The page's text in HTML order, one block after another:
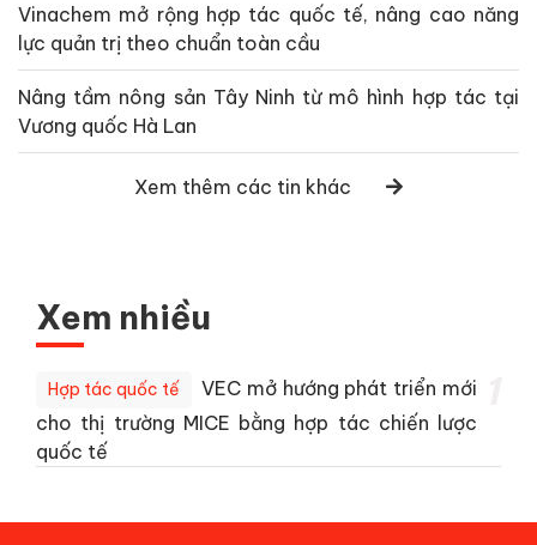
Vinachem mở rộng hợp tác quốc tế, nâng cao năng
lực quản trị theo chuẩn toàn cầu
Nâng tầm nông sản Tây Ninh từ mô hình hợp tác tại
Vương quốc Hà Lan
Xem thêm các tin khác
Xem nhiều
Hợp tác quốc tế
VEC mở hướng phát triển mới
cho thị trường MICE bằng hợp tác chiến lược
quốc tế